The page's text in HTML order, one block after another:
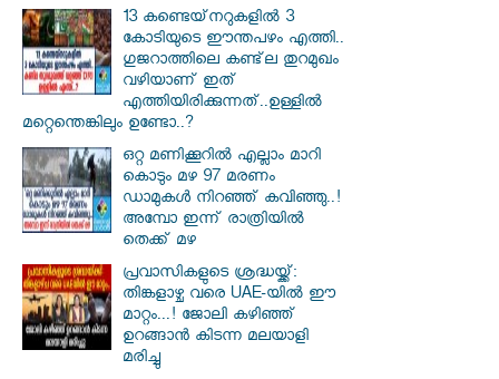
13 കണ്ടെയ്‌നറുകളിൽ 3
കോടിയുടെ ഈന്തപഴം എത്തി..
ഗുജറാത്തിലെ കണ്ട്‌ല തുറമുഖം
വഴിയാണ് ഇത്
എത്തിയിരിക്കുന്നത്..ഉള്ളിൽ
മറ്റെന്തെങ്കിലും ഉണ്ടോ..?
ഒറ്റ മണിക്കൂറിൽ എല്ലാം മാറി
കൊടും മഴ 97 മരണം
ഡാമുകൾ നിറഞ്ഞ് കവിഞ്ഞു..!
അമ്പോ ഇന്ന് രാത്രിയിൽ
തെക്ക് മഴ
പ്രവാസികളുടെ ശ്രദ്ധയ്ക്ക്:
തിങ്കളാഴ്ച വരെ UAE-യിൽ ഈ
മാറ്റം...! ജോലി കഴിഞ്ഞ്
ഉറങ്ങാൻ കിടന്ന മലയാളി
മരിച്ചു